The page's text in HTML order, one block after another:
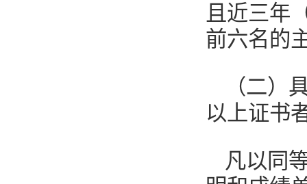
且近三年
前六名的
（二）
以上证书
凡以同